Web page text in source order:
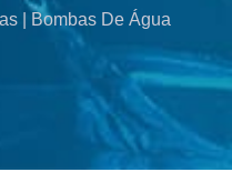
| Bombas De Água